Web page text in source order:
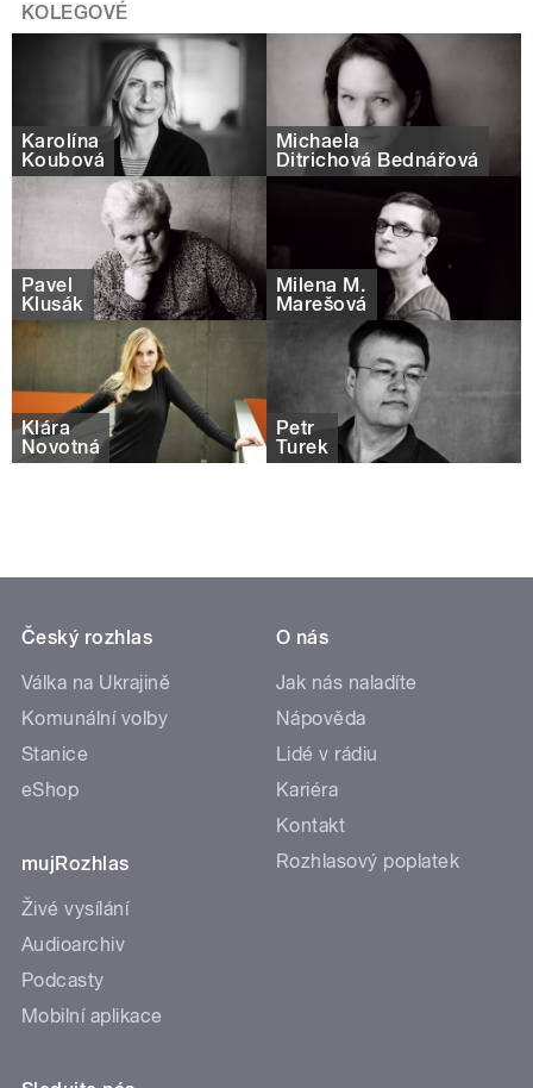
KOLEGOVÉ
Karolína
Koubová
Michaela
Ditrichová Bednářová
Pavel
Klusák
Milena M.
Marešová
Klára
Novotná
Petr
Turek
Český rozhlas
Válka na Ukrajině
Komunální volby
Stanice
eShop
mujRozhlas
Živé vysílání
Audioarchiv
Podcasty
Mobilní aplikace
O nás
Jak nás naladíte
Nápověda
Lidé v rádiu
Kariéra
Kontakt
Rozhlasový poplatek